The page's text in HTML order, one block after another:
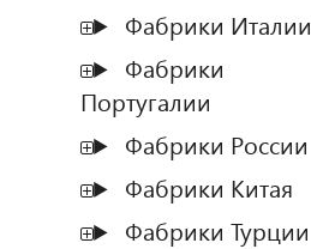
Фабрики Италии
Фабрики
Португалии
Фабрики России
Фабрики Китая
Фабрики Турции